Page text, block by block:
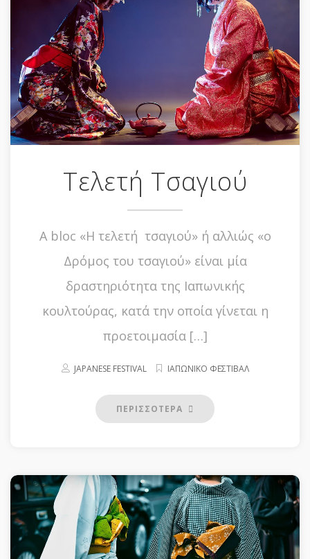
Tελετή Τσαγιού
A bloc «Η τελετή τσαγιού» ή αλλιώς «ο
Δρόμος του τσαγιού» είναι μία
δραστηριότητα της Ιαπωνικής
κουλτούρας, κατά την οποία γίνεται η
προετοιμασία […]
JAPANESE FESTIVAL ΙΑΠΩΝΙΚΟ ΦΕΣΤΙΒΑΛ
ΠΕΡΙΣΣΟΤΕΡΑ